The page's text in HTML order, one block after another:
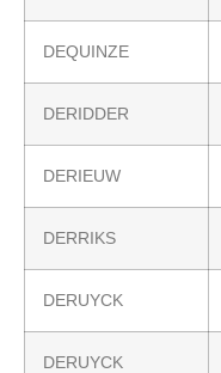
DEQUINZE
DERIDDER
DERIEUW
DERRIKS
DERUYCK
DERUYCK